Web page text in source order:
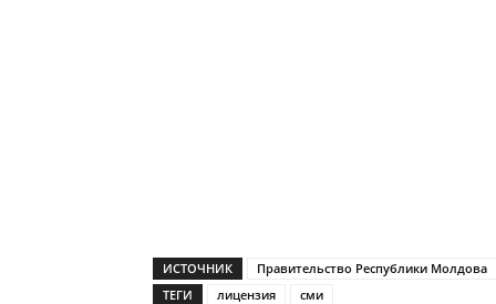
ИСТОЧНИК
Правительство Республики Молдова
ТЕГИ
лицензия сми